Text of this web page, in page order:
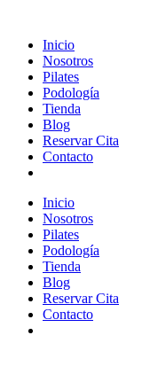
Inicio
Nosotros
Pilates
Podología
Tienda
Blog
Reservar Cita
Contacto
Inicio
Nosotros
Pilates
Podología
Tienda
Blog
Reservar Cita
Contacto